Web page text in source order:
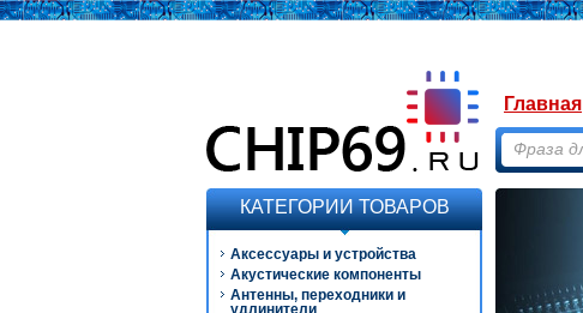
Главная
КАТЕГОРИИ ТОВАРОВ
Аксессуары и устройства
Акустические компоненты
Антенны, переходники и
удлинители